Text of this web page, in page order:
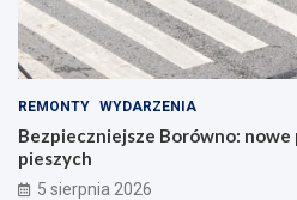
REMONTY WYDARZENIA
Bezpieczniejsze Borówno: nowe
pieszych
5 sierpnia 2026